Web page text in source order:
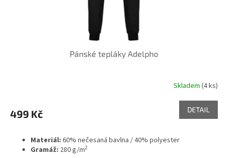
Pánské tepláky Adelpho
Skladem (4 ks)
499 Kč DETAIL
Materiál: 60% nečesaná bavlna / 40% polyester
Gramáž: 280 g/m2